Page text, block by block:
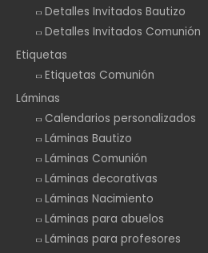
Detalles Invitados Bautizo
Detalles Invitados Comunión
Etiquetas
Etiquetas Comunión
Láminas
Calendarios personalizados
Láminas Bautizo
Láminas Comunión
Láminas decorativas
Láminas Nacimiento
Láminas para abuelos
Láminas para profesores